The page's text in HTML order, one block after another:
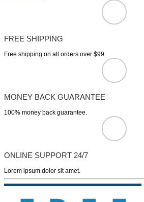
FREE SHIPPING
Free shipping on all orders over $99.
MONEY BACK GUARANTEE
100% money back guarantee.
ONLINE SUPPORT 24/7
Lorem ipsum dolor sit amet.